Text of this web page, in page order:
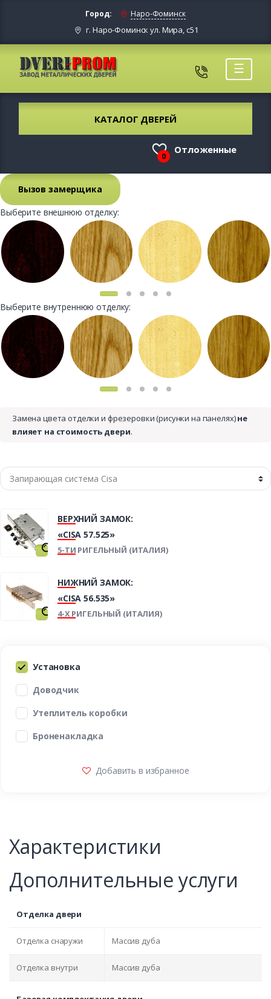
Город: Наро-Фоминск
г. Наро-Фоминск ул. Мира, с51
☰
КАТАЛОГ ДВЕРЕЙ
0
Отложенные
Вызов замерщика
Выберите внешнюю отделку:
Выберите внутреннюю отделку:
Замена цвета отделки и фрезеровки (рисунки на панелях)не
влияет на стоимость двери.
ВЕРХНИЙ ЗАМОК:
«CISA 57.525»
5-ТИ РИГЕЛЬНЫЙ (ИТАЛИЯ)
НИЖНИЙ ЗАМОК:
«CISA 56.535»
4-Х РИГЕЛЬНЫЙ (ИТАЛИЯ)
Установка
Доводчик
Утеплитель коробки
Броненакладка
Добавить в избранное
Характеристики
Дополнительные услуги
Отделка двери
Отделка снаружи Массив дуба
Отделка внутри Массив дуба